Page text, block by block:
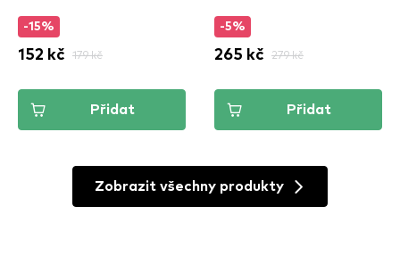
-15%
152 kč 179 kč
Přidat
-5%
265 kč 279 kč
Přidat
Zobrazit všechny produkty